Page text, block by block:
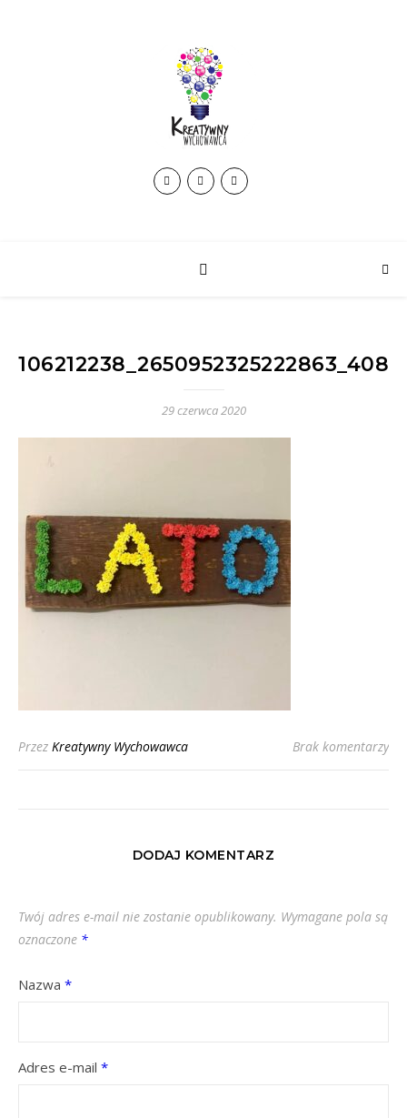
29 czerwca 2020
Przez Kreatywny Wychowawca Brak komentarzy
DODAJ KOMENTARZ
Twój adres e-mail nie zostanie opublikowany. Wymagane pola są
oznaczone *
Nazwa *
Adres e-mail *